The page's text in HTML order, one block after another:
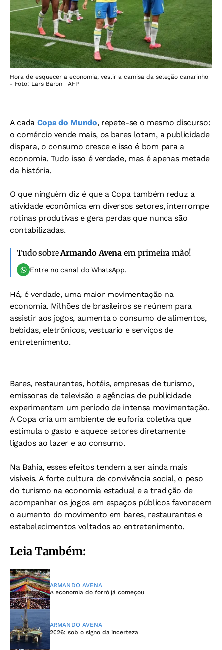
Hora de esquecer a economia, vestir a camisa da seleção canarinho
- Foto: Lars Baron | AFP
A cada Copa do Mundo, repete-se o mesmo discurso:
o comércio vende mais, os bares lotam, a publicidade
dispara, o consumo cresce e isso é bom para a
economia. Tudo isso é verdade, mas é apenas metade
da história.
O que ninguém diz é que a Copa também reduz a
atividade econômica em diversos setores, interrompe
rotinas produtivas e gera perdas que nunca são
contabilizadas.
Tudo sobreArmando Avena em primeira mão!
Entre no canal do WhatsApp.
Há, é verdade, uma maior movimentação na
economia. Milhões de brasileiros se reúnem para
assistir aos jogos, aumenta o consumo de alimentos,
bebidas, eletrônicos, vestuário e serviços de
entretenimento.
Bares, restaurantes, hotéis, empresas de turismo,
emissoras de televisão e agências de publicidade
experimentam um período de intensa movimentação.
A Copa cria um ambiente de euforia coletiva que
estimula o gasto e aquece setores diretamente
ligados ao lazer e ao consumo.
Na Bahia, esses efeitos tendem a ser ainda mais
visíveis. A forte cultura de convivência social, o peso
do turismo na economia estadual e a tradição de
acompanhar os jogos em espaços públicos favorecem
o aumento do movimento em bares, restaurantes e
estabelecimentos voltados ao entretenimento.
Leia Também:
ARMANDO AVENA
A economia do forró já começou
ARMANDO AVENA
2026: sob o signo da incerteza